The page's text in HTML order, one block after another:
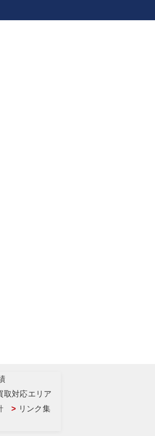
取対応エリア
リンク集